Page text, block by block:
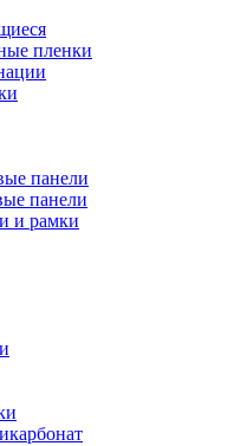
пленки
панели
панели
и рамки